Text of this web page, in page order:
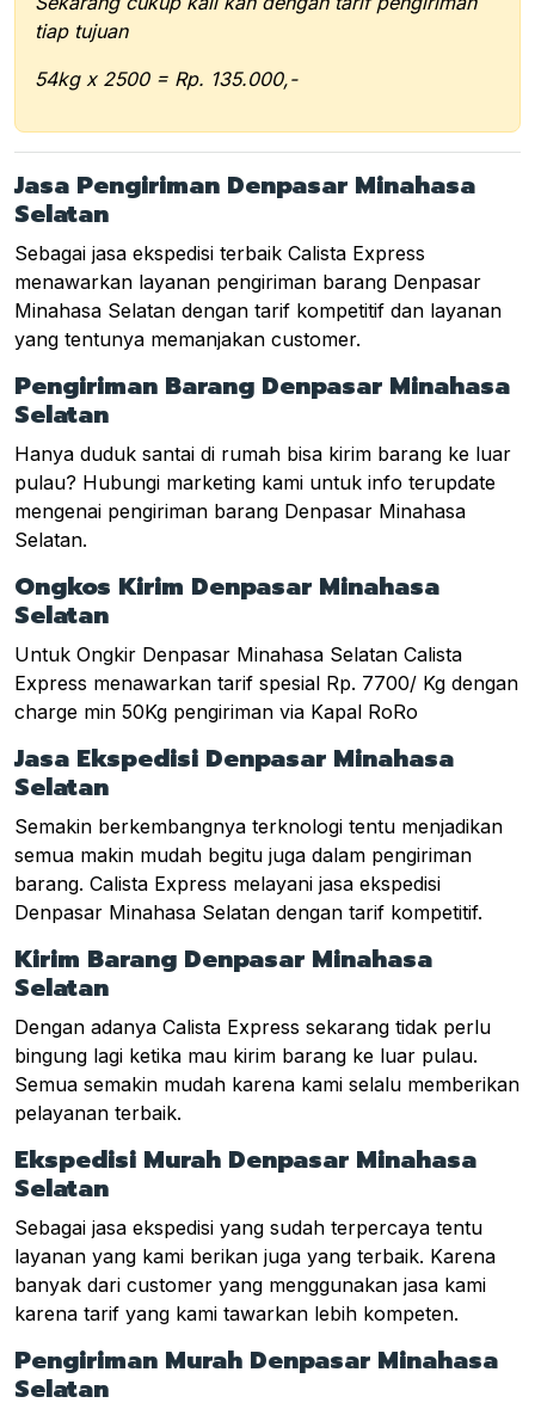
tiap tujuan
54kg x 2500 = Rp. 135.000,-
Jasa Pengiriman Denpasar Minahasa
Selatan
Sebagai jasa ekspedisi terbaik Calista Express
menawarkan layanan pengiriman barang Denpasar
Minahasa Selatan dengan tarif kompetitif dan layanan
yang tentunya memanjakan customer.
Pengiriman Barang Denpasar Minahasa
Selatan
Hanya duduk santai di rumah bisa kirim barang ke luar
pulau? Hubungi marketing kami untuk info terupdate
mengenai pengiriman barang Denpasar Minahasa
Selatan.
Ongkos Kirim Denpasar Minahasa
Selatan
Untuk Ongkir Denpasar Minahasa Selatan Calista
Express menawarkan tarif spesial Rp. 7700/ Kg dengan
charge min 50Kg pengiriman via Kapal RoRo
Jasa Ekspedisi Denpasar Minahasa
Selatan
Semakin berkembangnya terknologi tentu menjadikan
semua makin mudah begitu juga dalam pengiriman
barang. Calista Express melayani jasa ekspedisi
Denpasar Minahasa Selatan dengan tarif kompetitif.
Kirim Barang Denpasar Minahasa
Selatan
Dengan adanya Calista Express sekarang tidak perlu
bingung lagi ketika mau kirim barang ke luar pulau.
Semua semakin mudah karena kami selalu memberikan
pelayanan terbaik.
Ekspedisi Murah Denpasar Minahasa
Selatan
Sebagai jasa ekspedisi yang sudah terpercaya tentu
layanan yang kami berikan juga yang terbaik. Karena
banyak dari customer yang menggunakan jasa kami
karena tarif yang kami tawarkan lebih kompeten.
Pengiriman Murah Denpasar Minahasa
Selatan